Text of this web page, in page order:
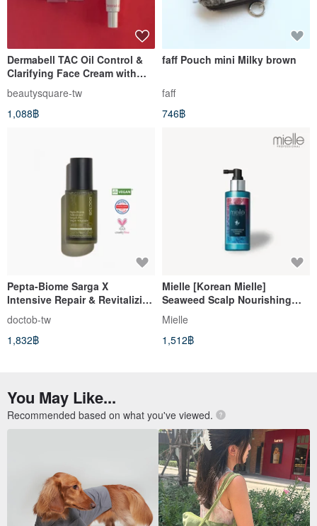
Dermabell TAC Oil Control &
Clarifying Face Cream with
Complimentary Limited
Edition Christmas Travel
Pouch
beautysquare-tw
1,088฿
faff Pouch mini Milky brown
faff
746฿
Pepta-Biome Sarga X
Intensive Repair & Revitalizing
Ampoule - DOCTOR Korean
Vegan Skincare
doctob-tw
1,832฿
Mielle [Korean Mielle]
Seaweed Scalp Nourishing
Solution | Soothes sensitive
scalp discomfort
Mielle
1,512฿
You May Like...
Recommended based on what you've viewed.